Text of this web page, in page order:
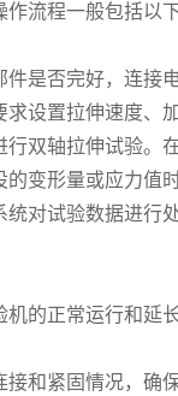
流程一般包括以下
是否完好，连接
设置拉伸速度、
双轴拉伸试验。
变形量或应力值
对试验数据进行
机的正常运行和延
和紧固情况，确